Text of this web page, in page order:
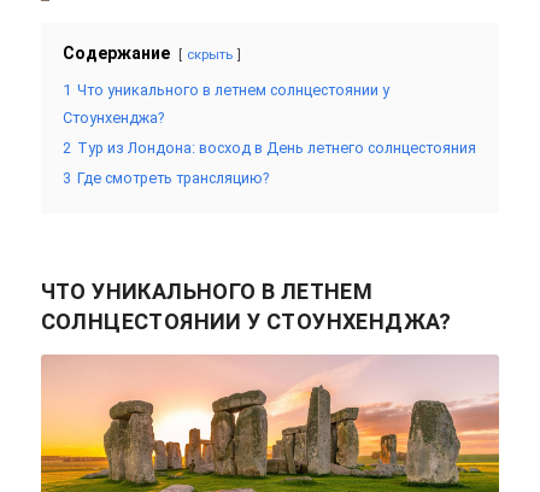
Содержание скрыть
1 Что уникального в летнем солнцестоянии у
Стоунхенджа?
2 Тур из Лондона: восход в День летнего солнцестояния
3 Где смотреть трансляцию?
ЧТО УНИКАЛЬНОГО В ЛЕТНЕМ
СОЛНЦЕСТОЯНИИ У СТОУНХЕНДЖА?